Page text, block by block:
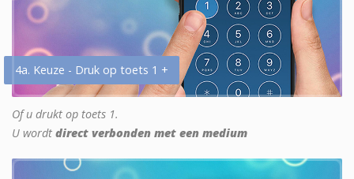
4a. Keuze - Druk op toets 1 +
Of u drukt op toets 1.
U wordt direct verbonden met een medium